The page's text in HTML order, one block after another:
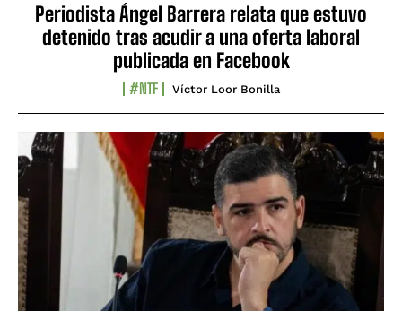
Periodista Ángel Barrera relata que estuvo
detenido tras acudir a una oferta laboral
publicada en Facebook
#NTF Víctor Loor Bonilla